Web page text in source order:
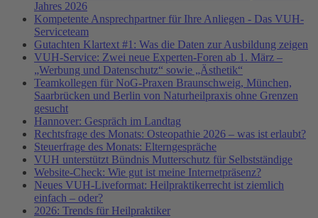
Jahres 2026
Kompetente Ansprechpartner für Ihre Anliegen - Das VUH-
Serviceteam
Gutachten Klartext #1: Was die Daten zur Ausbildung zeigen
VUH-Service: Zwei neue Experten-Foren ab 1. März –
„Werbung und Datenschutz“ sowie „Ästhetik“
Teamkollegen für NoG-Praxen Braunschweig, München,
Saarbrücken und Berlin von Naturheilpraxis ohne Grenzen
gesucht
Hannover: Gespräch im Landtag
Rechtsfrage des Monats: Osteopathie 2026 – was ist erlaubt?
Steuerfrage des Monats: Elterngespräche
VUH unterstützt Bündnis Mutterschutz für Selbstständige
Website-Check: Wie gut ist meine Internetpräsenz?
Neues VUH-Liveformat: Heilpraktikerrecht ist ziemlich
einfach – oder?
2026: Trends für Heilpraktiker